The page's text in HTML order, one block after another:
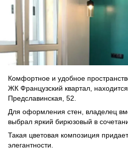
Комфортное и удобное
ЖК Французский квартал,
Предславинская, 52.
Для оформления стен, владелец
выбрал яркий бирюзовый в
Такая цветовая композиция
элегантности.